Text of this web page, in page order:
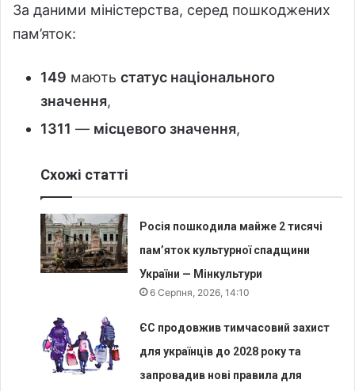
За даними міністерства, серед пошкоджених
пам’яток:
149 мають статус національного
значення,
1311 — місцевого значення,
Схожі статті
Росія пошкодила майже 2 тисячі
пам’яток культурної спадщини
України — Мінкультури
6 Серпня, 2026, 14:10
ЄС продовжив тимчасовий захист
для українців до 2028 року та
запровадив нові правила для